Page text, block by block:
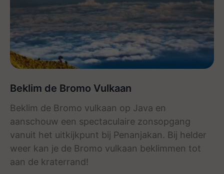
Beklim de Bromo Vulkaan
Beklim de Bromo vulkaan op Java en
aanschouw een spectaculaire zonsopgang
vanuit het uitkijkpunt bij Penanjakan. Bij helder
weer kan je de Bromo vulkaan beklimmen tot
aan de kraterrand!